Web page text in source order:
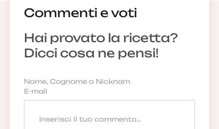
Commenti e voti
Hai provato la ricetta?
Dicci cosa ne pensi!